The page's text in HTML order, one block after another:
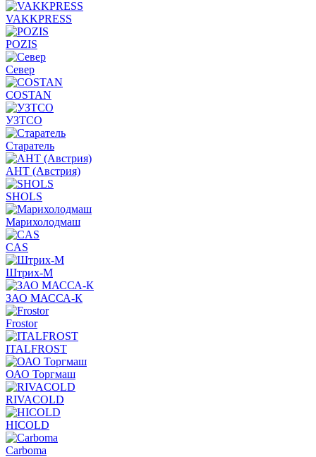
VAKKPRESS
POZIS
Север
COSTAN
УЗТСО
Старатель
АНТ (Австрия)
SHOLS
Марихолодмаш
CAS
Штрих-М
ЗАО МАССА-К
Frostor
ITALFROST
ОАО Торгмаш
RIVACOLD
HICOLD
Carboma